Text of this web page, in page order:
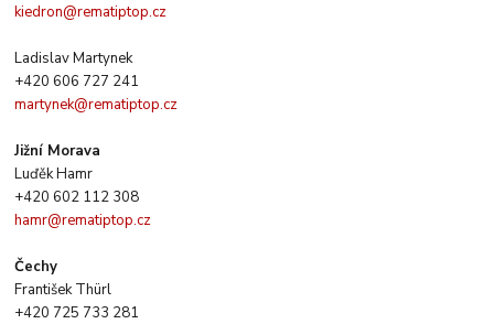
kiedron@rematiptop.cz
Ladislav Martynek
+420 606 727 241
martynek@rematiptop.cz
Jižní Morava
Luďěk Hamr
+420 602 112 308
hamr@rematiptop.cz
Čechy
František Thürl
+420 725 733 281